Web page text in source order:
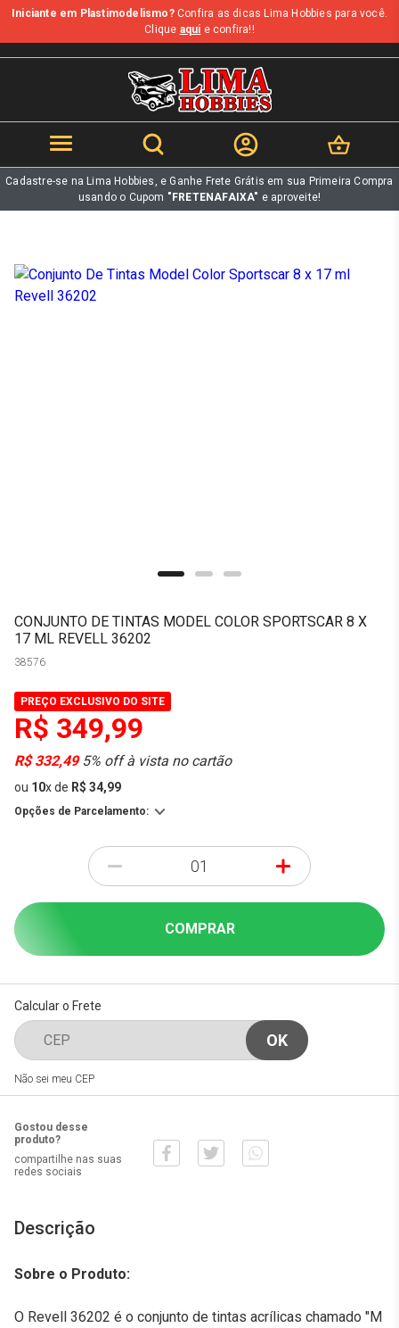
b
Iniciante em Plastimodelismo?Confira as dicas Lima Hobbies para você.
Clique aqui e confira!!
Cadastre-se na Lima Hobbies, e Ganhe Frete Grátis em sua Primeira Compra
usando o Cupom "FRETENAFAIXA" e aproveite!
CONJUNTO DE TINTAS MODEL COLOR SPORTSCAR 8 X
17 ML REVELL 36202
38576
PREÇO EXCLUSIVO DO SITE
R$ 349,99
R$ 332,495% off à vista no cartão
ou 10xde R$ 34,99
Opções de Parcelamento:
- +
COMPRAR
Calcular o Frete
Não sei meu CEP
Gostou desse
produto?
compartilhe nas suas
redes sociais
Descrição
Sobre o Produto:
O Revell 36202 é o conjunto de tintas acrílicas chamado "M